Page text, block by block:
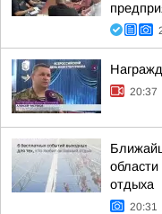
20:37
отдыха
20:31